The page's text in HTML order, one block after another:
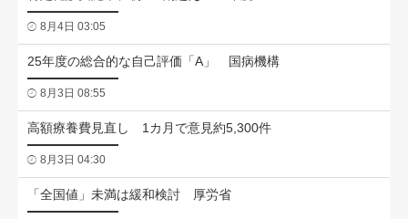
8月4日 03:05
25年度の総合的な自己評価「A」 国病機構
8月3日 08:55
高額療養費見直し 1カ月で意見約5,300件
8月3日 04:30
「全国値」未満は緩和検討 厚労省